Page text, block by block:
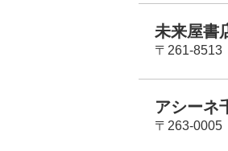
未来屋書
〒261-
アシーネ
〒263-